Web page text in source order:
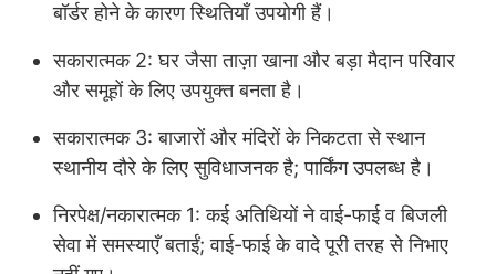
बॉर्डर होने के कारण स्थितियाँ उपयोगी हैं।
सकारात्मक 2: घर जैसा ताज़ा खाना और बड़ा मैदान परिवार
और समूहों के लिए उपयुक्त बनता है।
सकारात्मक 3: बाजारों और मंदिरों के निकटता से स्थान
स्थानीय दौरे के लिए सुविधाजनक है; पार्किंग उपलब्ध है।
निरपेक्ष/नकारात्मक 1: कई अतिथियों ने वाई-फाई व बिजली
सेवा में समस्याएँ बताईं; वाई-फाई के वादे पूरी तरह से निभाए